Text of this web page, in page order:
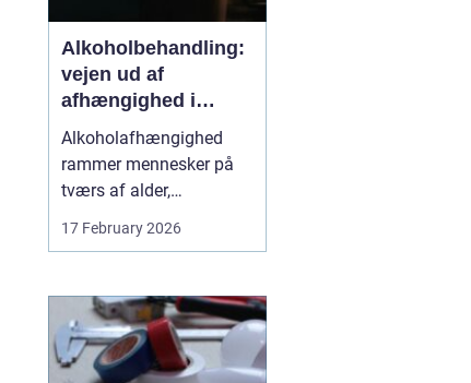
Alkoholbehandling:
vejen ud af
afhængighed i
trygge rammer
Alkoholafhængighed
rammer mennesker på
tværs af alder,
uddannelse og
baggrund. For mange
Et glas for at falde ned
efter arbejde, lidt ekstra i
weekenden, og pludselig
er alkoholen blevet en
17 February 2026